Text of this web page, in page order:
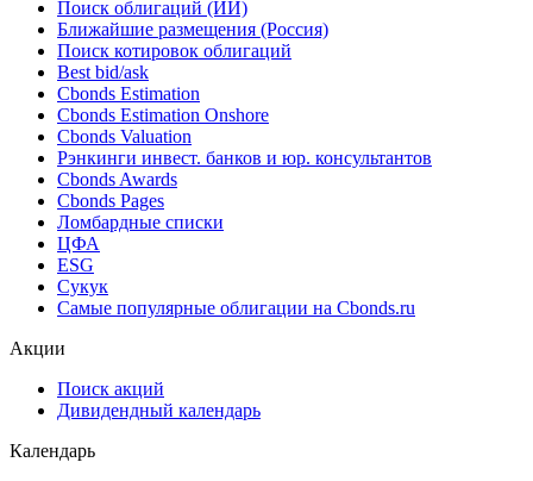
Поиск облигаций (ИИ)
Ближайшие размещения (Россия)
Поиск котировок облигаций
Best bid/ask
Cbonds Estimation
Cbonds Estimation Onshore
Cbonds Valuation
Рэнкинги инвест. банков и юр. консультантов
Cbonds Awards
Cbonds Pages
Ломбардные списки
ЦФА
ESG
Сукук
Самые популярные облигации на Cbonds.ru
Акции
Поиск акций
Дивидендный календарь
Календарь